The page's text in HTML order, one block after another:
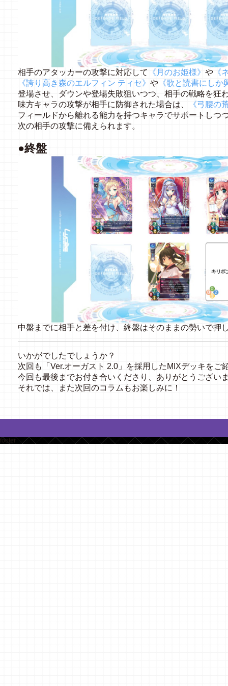
相手のアタッカーの攻撃に対応して 《月のお姫様》 や 《
《誇り高き森のエルフィン ティセ》 や 《歌と読書にし
登場させ、ダウンや登場失敗狙いつつ、相手の戦略を狂
味方キャラの攻撃が相手に防御された場合は、
《弓腰の
フィールドから離れる能力を持つキャラでサポートしつ
次の相手の攻撃に備えられます。
●終盤
中盤までに相手と差を付け、終盤はそのままの勢いで押
いかがでしたでしょうか？
次回も「Ver.オーガスト 2.0」を採用したMIXデッキをご
今回も最後までお付き合いくださり、ありがとうござい
それでは、また次回のコラムもお楽しみに！
footer